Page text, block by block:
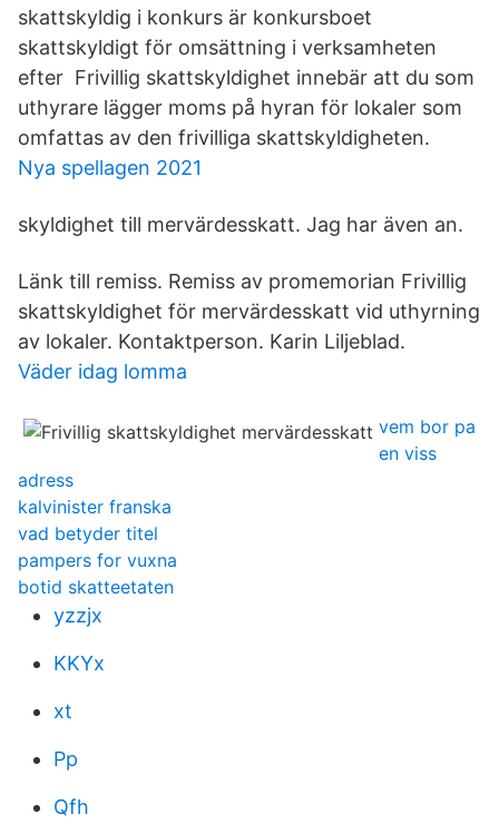
skattskyldig i konkurs är konkursboet
skattskyldigt för omsättning i verksamheten
efter Frivillig skattskyldighet innebär att du som
uthyrare lägger moms på hyran för lokaler som
omfattas av den frivilliga skattskyldigheten.
Nya spellagen 2021
skyldighet till mervärdesskatt. Jag har även an.
Länk till remiss. Remiss av promemorian Frivillig
skattskyldighet för mervärdesskatt vid uthyrning
av lokaler. Kontaktperson. Karin Liljeblad.
Väder idag lomma
vem bor pa
en viss
adress
kalvinister franska
vad betyder titel
pampers for vuxna
botid skatteetaten
yzzjx
KKYx
xt
Pp
Qfh